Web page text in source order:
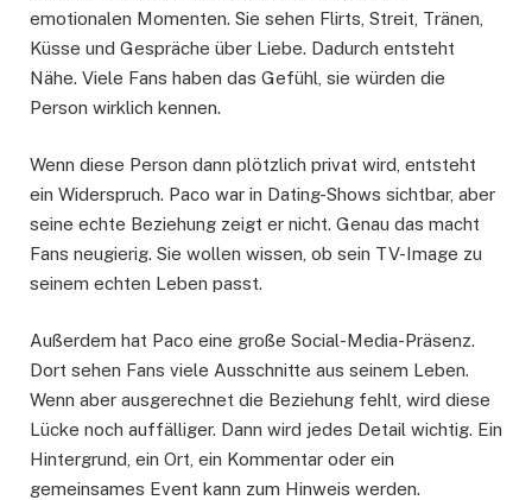
emotionalen Momenten. Sie sehen Flirts, Streit, Tränen,
Küsse und Gespräche über Liebe. Dadurch entsteht
Nähe. Viele Fans haben das Gefühl, sie würden die
Person wirklich kennen.
Wenn diese Person dann plötzlich privat wird, entsteht
ein Widerspruch. Paco war in Dating-Shows sichtbar, aber
seine echte Beziehung zeigt er nicht. Genau das macht
Fans neugierig. Sie wollen wissen, ob sein TV-Image zu
seinem echten Leben passt.
Außerdem hat Paco eine große Social-Media-Präsenz.
Dort sehen Fans viele Ausschnitte aus seinem Leben.
Wenn aber ausgerechnet die Beziehung fehlt, wird diese
Lücke noch auffälliger. Dann wird jedes Detail wichtig. Ein
Hintergrund, ein Ort, ein Kommentar oder ein
gemeinsames Event kann zum Hinweis werden.